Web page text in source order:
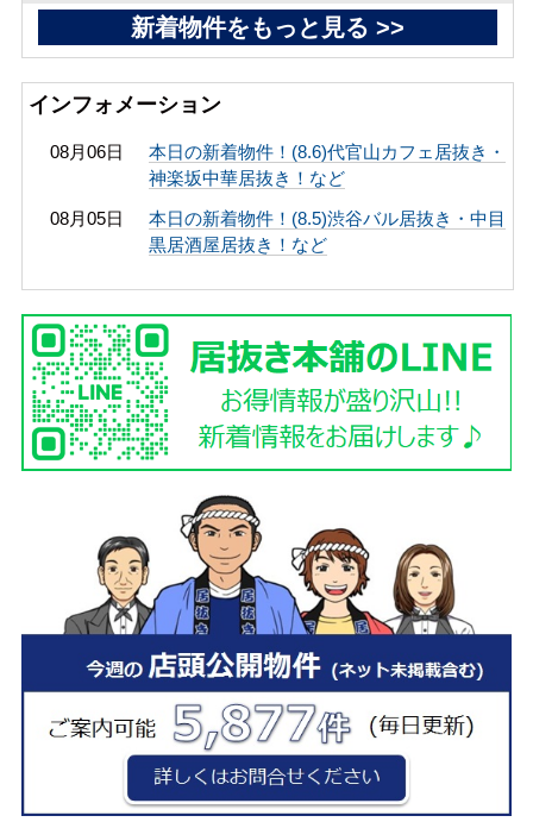
新着物件をもっと見る >>
インフォメーション
08月06日
本日の新着物件！(8.6)代官山カフェ居抜き・
神楽坂中華居抜き！など
08月05日
本日の新着物件！(8.5)渋谷バル居抜き・中目
黒居酒屋居抜き！など